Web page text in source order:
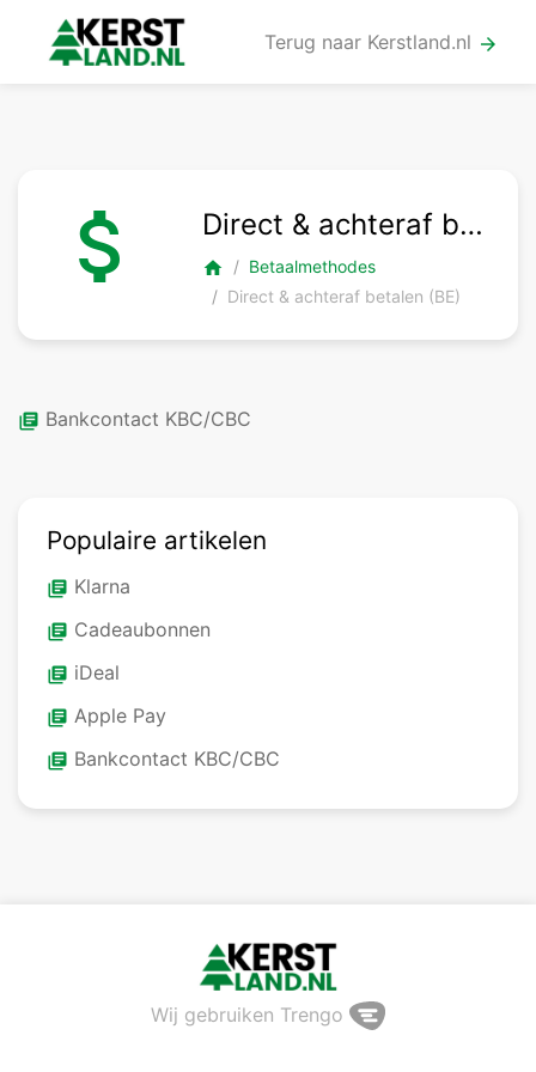
Terug naar Kerstland.nl arrow_forward
attach_money Direct & achteraf betalen (BE)
home
Betaalmethodes
Direct & achteraf betalen (BE)
library_books Bankcontact KBC/CBC
Populaire artikelen
library_books Klarna
library_books Cadeaubonnen
library_books iDeal
library_books Apple Pay
library_books Bankcontact KBC/CBC
Wij gebruiken Trengo